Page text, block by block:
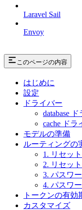
Laravel Sail
Envoy
このページの内容
はじめに
設定
ドライバー
database
cache ドラ
モデルの準備
ルーティングの
1. リセッ
2. リセッ
3. パスワ
4. パスワ
トークンの有効
カスタマイズ